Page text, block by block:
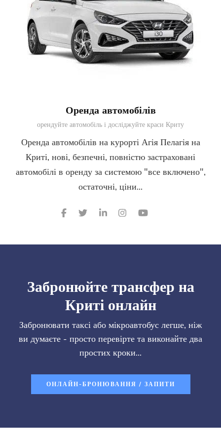
Оренда автомобілів
орендуйте автомобіль і досліджуйте краси Криту
Оренда автомобілів на курорті Агія Пелагія на
Криті, нові, безпечні, повністю застраховані
автомобілі в оренду за системою "все включено",
остаточні, ціни...
Забронюйте трансфер на
Криті онлайн
Забронювати таксі або мікроавтобус легше, ніж
ви думаєте - просто перевірте та виконайте два
простих кроки...
ОНЛАЙН-БРОНЮВАННЯ / ЗАПИТИ